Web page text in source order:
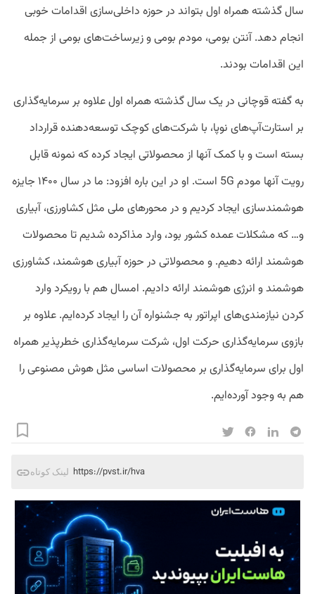
سال گذشته همراه اول بتواند در حوزه داخلی‌سازی اقدامات خوبی
انجام دهد. آنتن بومی، مودم بومی و زیرساخت‌های بومی از جمله
این اقدامات بودند.
به گفته قوچانی در یک سال گذشته همراه اول علاوه بر سرمایه‌گذاری
بر استارت‌آپ‌های نوپا، با شرکت‌های کوچک توسعه‌دهنده قرارداد
بسته است و با کمک آنها از محصولاتی ایجاد کرده که نمونه قابل
رویت آنها مودم 5G است. او در این باره افزود: ما در سال ۱۴۰۰ جایزه
هوشمندسازی ایجاد کردیم و در محورهای ملی مثل کشاورزی، آبیاری
و… که مشکلات عمده کشور بود، وارد مذاکرده شدیم تا محصولات
هوشمند ارائه دهیم. و محصولاتی در حوزه آبیاری هوشمند، کشاورزی
هوشمند و انرژی هوشمند ارائه دادیم. امسال هم با رویکرد وارد
کردن نیازمندی‌های اپراتور به جشنواره آن را ایجاد کرده‌ایم. علاوه بر
بازوی سرمایه‌گذاری حرکت اول، شرکت سرمایه‌گذاری خطرپذیر همراه
اول برای سرمایه‌گذاری بر محصولات اساسی مثل هوش مصنوعی را
هم به وجود آورده‌ایم.
لینک کوتاه https://pvst.ir/hva